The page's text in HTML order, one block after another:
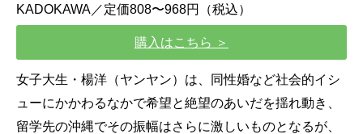
KADOKAWA／定価808〜968円（税込）
購入はこちら ＞
女子大生・楊洋（ヤンヤン）は、同性婚など社会的イシ
ューにかかわるなかで希望と絶望のあいだを揺れ動き、
留学先の沖縄でその振幅はさらに激しいものとなるが、